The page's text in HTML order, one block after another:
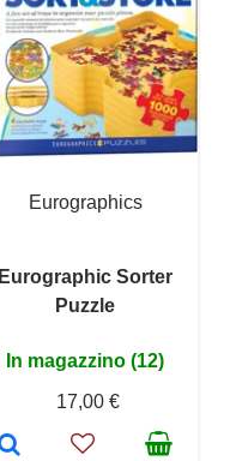
Eurographics
Eurographic Sorter
Puzzle
In magazzino (12)
17,00 €